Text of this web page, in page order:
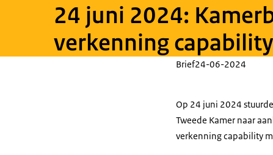
24 juni 2024:
verkenning
Brief24-06-2024
Op 24 juni 2024
Tweede Kamer naar
verkenning capability